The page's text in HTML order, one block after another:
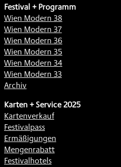
Festival + Programm
Wien Modern 38
Wien Modern 37
Wien Modern 36
Wien Modern 35
Wien Modern 34
Wien Modern 33
Archiv
Karten + Service 2025
Kartenverkauf
Festivalpass
Ermäßigungen
Mengenrabatt
Festivalhotels